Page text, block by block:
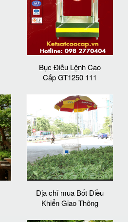
Bục Điều Lệnh Cao
Cấp GT1250 111
Địa chỉ mua Bốt Điều
Khiển Giao Thông